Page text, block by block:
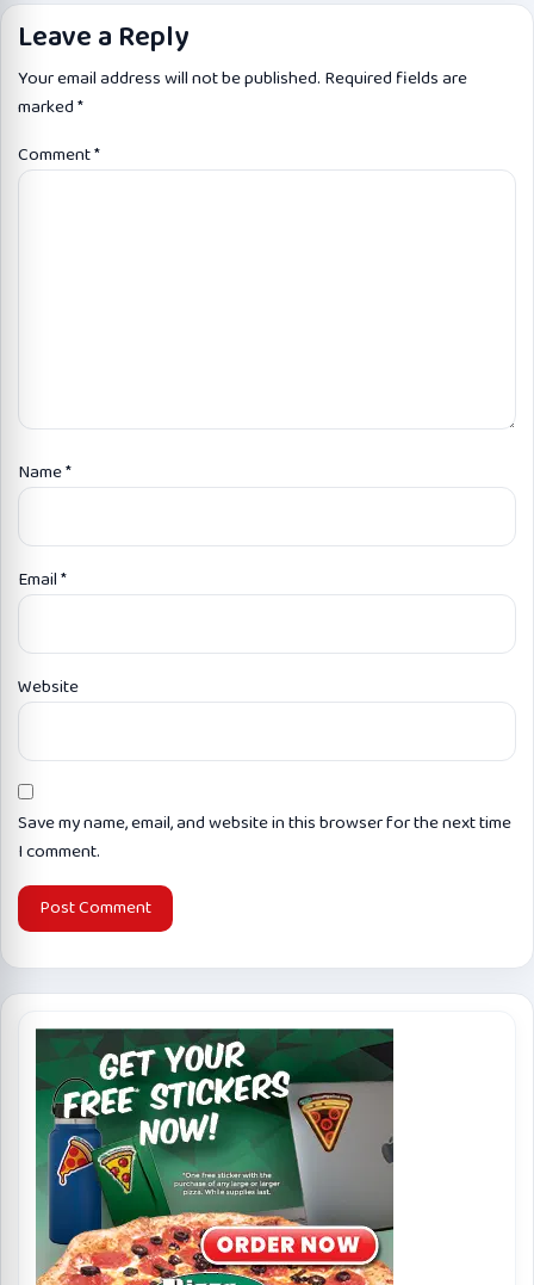
Leave a Reply
Your email address will not be published. Required fields are
marked*
Comment*
Name*
Email*
Website
Save my name, email, and website in this browser for the next time
I comment.